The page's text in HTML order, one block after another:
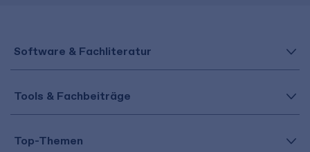
Software & Fachliteratur
Tools & Fachbeiträge
Top-Themen